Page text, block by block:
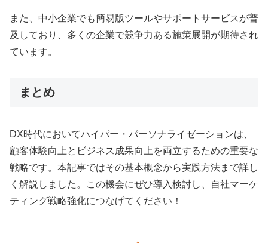
また、中小企業でも簡易版ツールやサポートサービスが普
及しており、多くの企業で競争力ある施策展開が期待され
ています。
まとめ
DX時代においてハイパー・パーソナライゼーションは、
顧客体験向上とビジネス成果向上を両立するための重要な
戦略です。本記事ではその基本概念から実践方法まで詳し
く解説しました。この機会にぜひ導入検討し、自社マーケ
ティング戦略強化につなげてください！